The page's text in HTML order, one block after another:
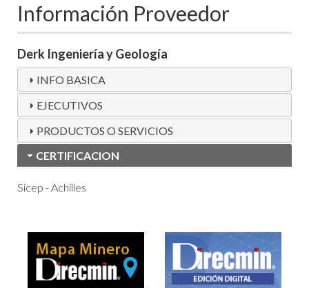
Información Proveedor
Derk Ingeniería y Geología
INFO BASICA
EJECUTIVOS
PRODUCTOS O SERVICIOS
CERTIFICACION
Sicep - Achilles